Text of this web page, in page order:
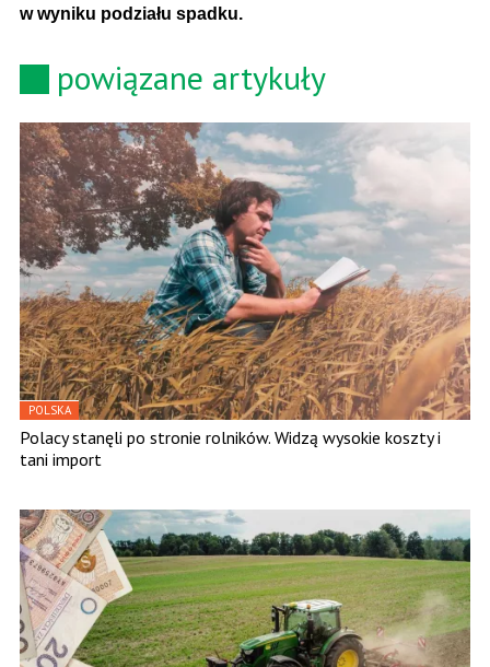
w wyniku podziału spadku.
powiązane artykuły
POLSKA
Polacy stanęli po stronie rolników. Widzą wysokie koszty i
tani import